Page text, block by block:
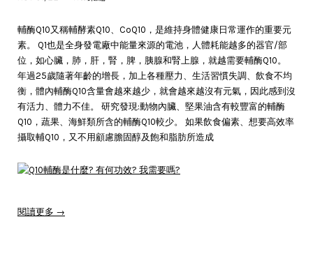
輔酶Q10又稱輔酵素Q10、CoQ10，是維持身體健康日常運作的重要元
素。 Q1也是全身發電廠中能量來源的電池，人體耗能越多的器官/部
位，如心臟，肺，肝，腎，脾，胰腺和腎上腺，就越需要輔酶Q10。
年過25歲隨著年齡的增長，加上各種壓力、生活習慣失調、飲食不均
衡，體內輔酶Q10含量會越來越少，就會越來越沒有元氣，因此感到沒
有活力、體力不佳。 研究發現:動物內臟、堅果油含有較豐富的輔酶
Q10，蔬果、海鮮類所含的輔酶Q10較少。 如果飲食偏素、想要高效率
攝取輔Q10，又不用顧慮膽固醇及飽和脂肪所造成
閱讀更多 →